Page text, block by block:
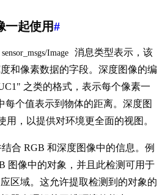
一起使用#
sensor_msgs/Image
消息类型表示，该
和像素数据的字段。深度图像的编
之类的格式，表示每个像素一
每个值表示到物体的距离。深度图
用，以提供对环境更全面的视图。
合 RGB 和深度图像中的信息。例
图像中的对象，并且此检测可用于
区域。这允许提取检测到的对象的